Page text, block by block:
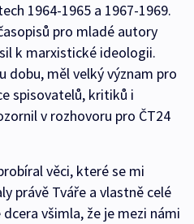
1964-1965 a 1967-1969.
pro mladé autory
k marxistické ideologii.
dobu, měl velký význam pro
spisovatelů, kritiků i
v rozhovoru pro ČT24
věci, které se mi
právě Tváře a vlastně celé
všimla, že je mezi námi